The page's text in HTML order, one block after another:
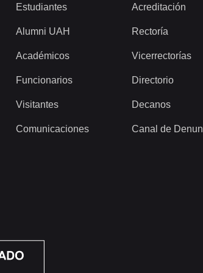
Estudiantes
Alumni UAH
Académicos
Funcionarios
Visitantes
Comunicaciones
Acreditación
Rectoría
Vicerrectorías
Directorio
Decanos
Canal de